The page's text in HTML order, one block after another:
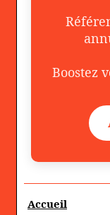
Boostez
Accueil